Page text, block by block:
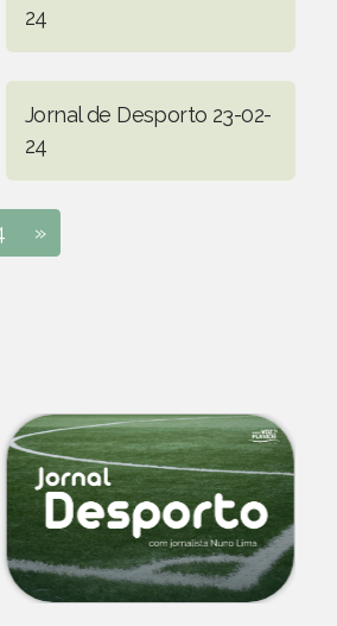
24
Jornal de Desporto 23-02-
24
»